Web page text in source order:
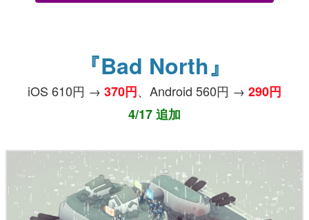
『Bad North』
iOS 610円 → 370円、Android 560円 → 290円
4/17 追加